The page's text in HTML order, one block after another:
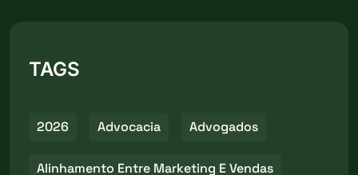
TAGS
2026 Advocacia Advogados
Alinhamento Entre Marketing E Vendas